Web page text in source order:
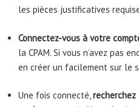
les pièces justificatives
Connectez-vous à votre
la CPAM. Si vous n’avez pas
en créer un facilement sur le
Une fois connecté,